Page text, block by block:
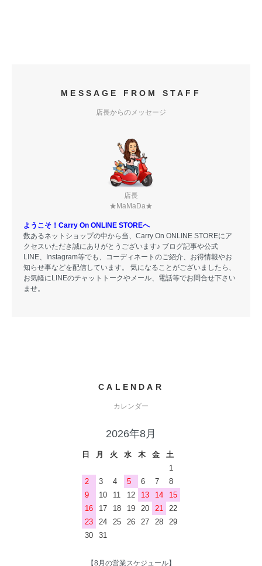
MESSAGE FROM STAFF
店長からのメッセージ
店長
★MaMaDa★
ようこそ！Carry On ONLINE STOREへ
数あるネットショップの中から当、Carry On ONLINE STOREにア
クセスいただき誠にありがとうございます♪ ブログ記事や公式
LINE、Instagram等でも、コーディネートのご紹介、お得情報やお
知らせ事などを配信しています。 気になることがございましたら、
お気軽にLINEのチャットトークやメール、電話等でお問合せ下さい
ませ。
CALENDAR
カレンダー
2026年8月
日 月 火 水 木 金
土
1
2
3 4 5 6 7
8
9
10 11 12 13 14
15
16
17 18 19 20 21
22
23
24 25 26 27 28
29
30
31
【8月の営業スケジュール】